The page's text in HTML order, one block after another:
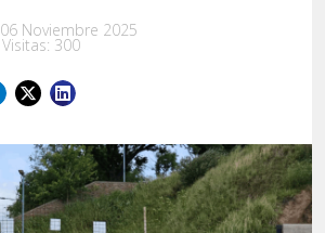
06 Noviembre 2025
Visitas: 300